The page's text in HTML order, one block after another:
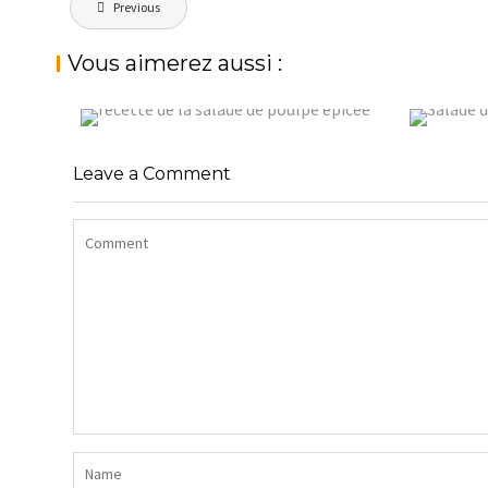
de
l’article
Previous
Vous aimerez aussi :
SALADE DE POULPE ÉPICÉE
StéphanieM On mange saint StéphanieM
Leave a Comment